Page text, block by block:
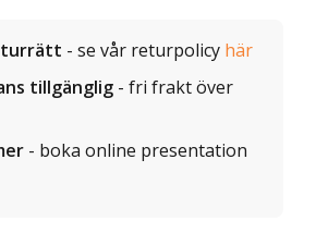
- se vår returpolicy här
tillgänglig - fri frakt över
- boka online presentation